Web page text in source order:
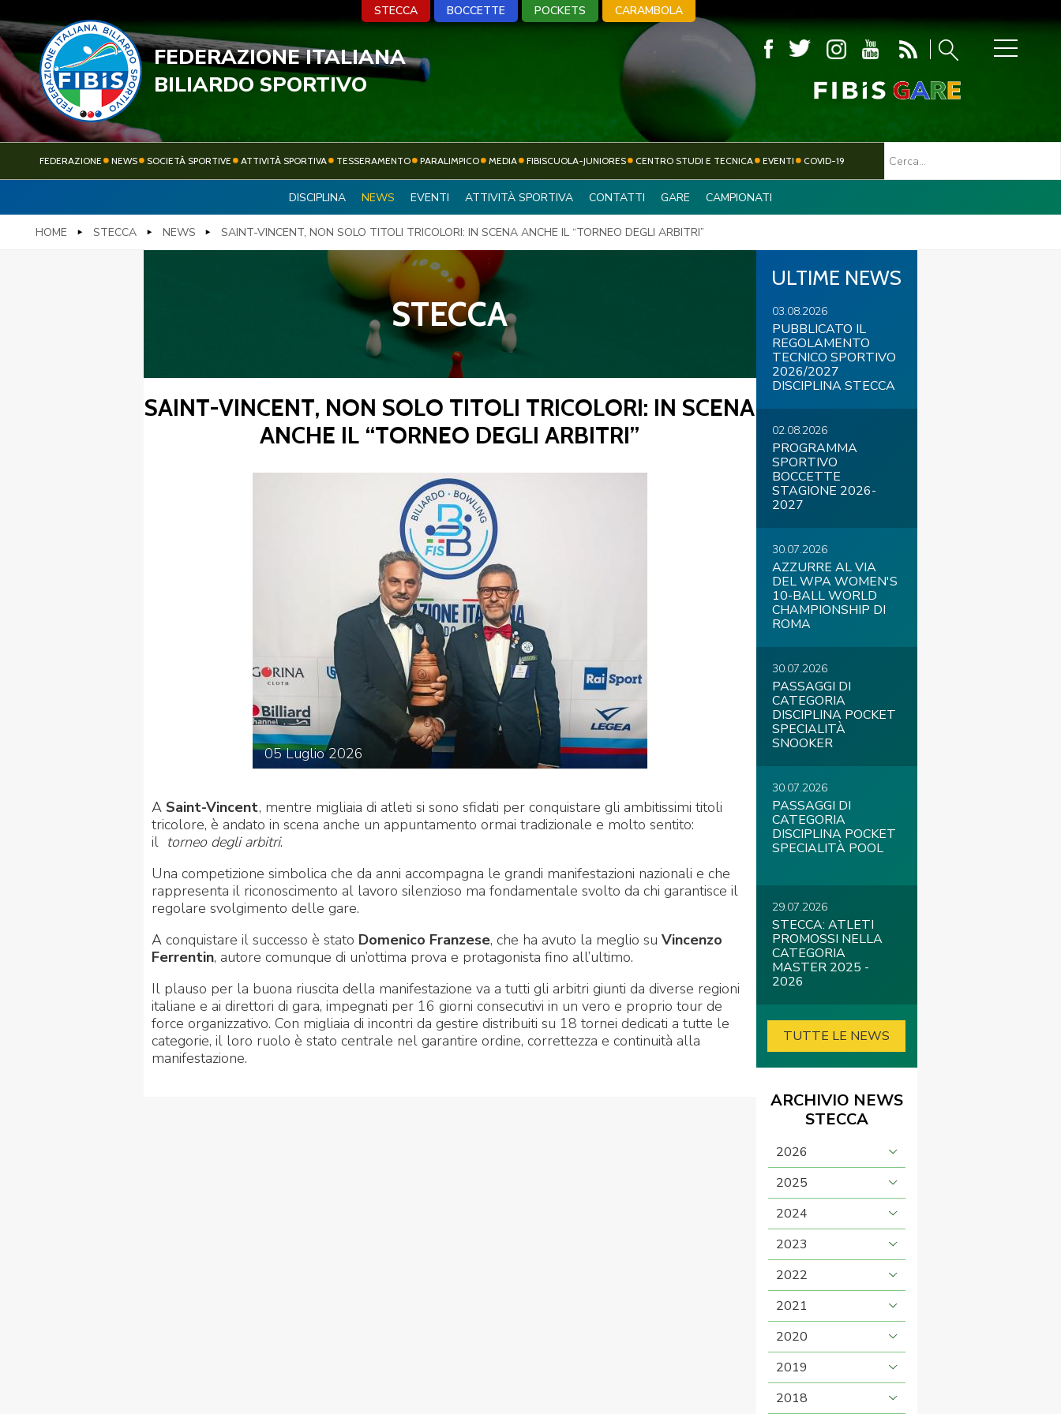
NEWS SOCIETÀ SPORTIVE
ATTIVITÀ
SPORTIVA
TESSERAMENTO
FIBISCUOLA-
JUNIORES
CENTRO STUDI E
TECNICA
EVENTI COVID-19
STECCA BOCCETTE CARAMBOLA
Mappa del Sito Feed rss Link Federazione Trasparente
STECCA BOCCETTE POCKETS CARAMBOLA
FEDERAZIONE ITALIANA
BILIARDO SPORTIVO
FEDERAZIONE NEWS SOCIETÀ SPORTIVE ATTIVITÀ SPORTIVA TESSERAMENTO PARALIMPICO MEDIA FIBISCUOLA-JUNIORES CENTRO STUDI E TECNICA EVENTI COVID-19
DISCIPLINA NEWS EVENTI ATTIVITÀ SPORTIVA CONTATTI GARE CAMPIONATI
HOME STECCA NEWS SAINT-VINCENT, NON SOLO TITOLI TRICOLORI: IN SCENA ANCHE IL “TORNEO DEGLI ARBITRI”
STECCA
SAINT-VINCENT, NON SOLO TITOLI TRICOLORI: IN SCENA
ANCHE IL “TORNEO DEGLI ARBITRI”
05Luglio2026
A Saint-Vincent, mentre migliaia di atleti si sono sfidati per conquistare gli ambitissimi titoli
tricolore, è andato in scena anche un appuntamento ormai tradizionale e molto sentito:
il torneo degli arbitri.
Una competizione simbolica che da anni accompagna le grandi manifestazioni nazionali e che
rappresenta il riconoscimento al lavoro silenzioso ma fondamentale svolto da chi garantisce il
regolare svolgimento delle gare.
A conquistare il successo è stato Domenico Franzese, che ha avuto la meglio su Vincenzo
Ferrentin, autore comunque di un’ottima prova e protagonista fino all’ultimo.
Il plauso per la buona riuscita della manifestazione va a tutti gli arbitri giunti da diverse regioni
italiane e ai direttori di gara, impegnati per 16 giorni consecutivi in un vero e proprio tour de
force organizzativo. Con migliaia di incontri da gestire distribuiti su 18 tornei dedicati a tutte le
categorie, il loro ruolo è stato centrale nel garantire ordine, correttezza e continuità alla
manifestazione.
ULTIME NEWS
03.08.2026
PUBBLICATO IL
REGOLAMENTO
TECNICO SPORTIVO
2026/2027
DISCIPLINA STECCA
02.08.2026
PROGRAMMA
SPORTIVO
BOCCETTE
STAGIONE 2026-
2027
30.07.2026
AZZURRE AL VIA
DEL WPA WOMEN'S
10-BALL WORLD
CHAMPIONSHIP DI
ROMA
30.07.2026
PASSAGGI DI
CATEGORIA
DISCIPLINA POCKET
SPECIALITÀ
SNOOKER
30.07.2026
PASSAGGI DI
CATEGORIA
DISCIPLINA POCKET
SPECIALITÀ POOL
29.07.2026
STECCA: ATLETI
PROMOSSI NELLA
CATEGORIA
MASTER 2025 -
2026
TUTTE LE NEWS
ARCHIVIO NEWS
STECCA
2026
2025
2024
2023
2022
2021
2020
2019
2018